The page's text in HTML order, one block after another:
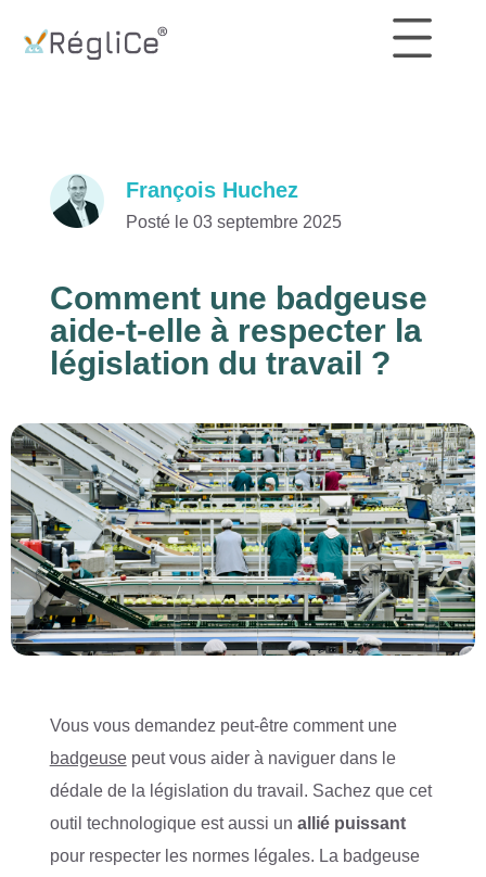
François Huchez
Posté le 03 septembre 2025
Comment une badgeuse
aide-t-elle à respecter la
législation du travail ?
Vous vous demandez peut-être comment une
badgeusepeut vous aider à naviguer dans le
dédale de la législation du travail. Sachez que cet
outil technologique est aussi un allié puissant
pour respecter les normes légales. La badgeuse